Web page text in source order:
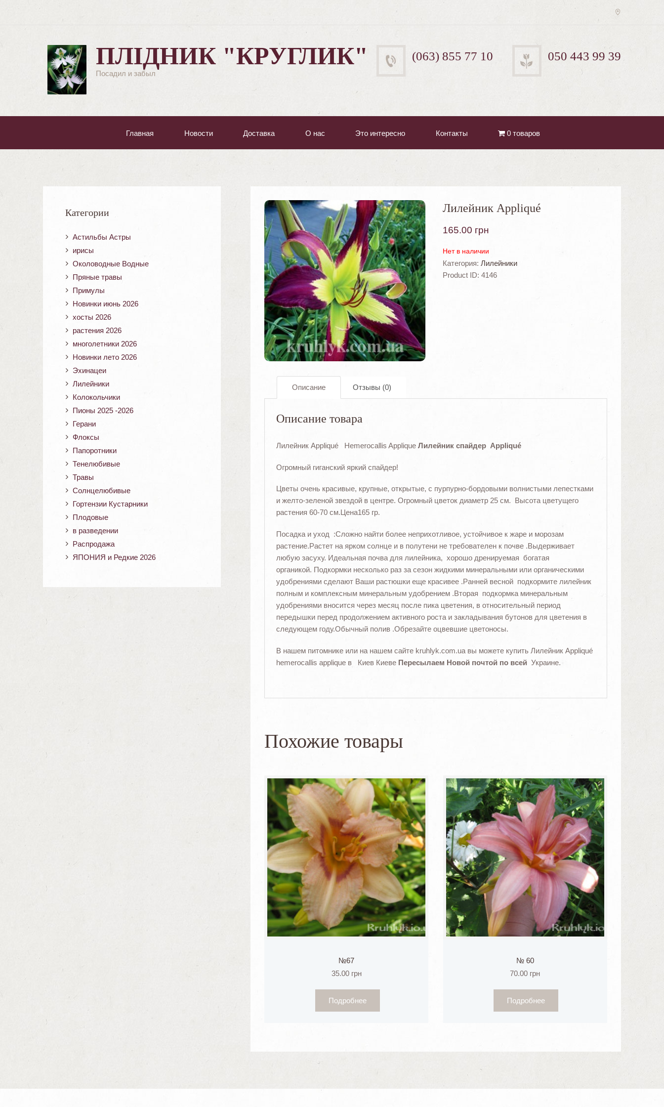
ПЛІДНИК "КРУГЛИК"
Посадил и забыл
(063) 855 77 10 050 443 99 39
Главная Новости Доставка О нас Это интересно Контакты 0 товаров
Лилейник Appliqué
165.00 грн
Нет в наличии
Категория: Лилейники
Product ID: 4146
Описание Отзывы (0)
Описание товара
Лилейник Appliqué Hemerocallis Applique Лилейник спайдер Appliqué
Огромный гиганский яркий спайдер!
Цветы очень красивые, крупные, открытые, с пурпурно-бордовыми волнистыми лепестками
и желто-зеленой звездой в центре. Огромный цветок диаметр 25 см. Высота цветущего
растения 60-70 см.Цена165 гр.
Посадка и уход :Сложно найти более неприхотливое, устойчивое к жаре и морозам
растение.Растет на ярком солнце и в полутени не требователен к почве .Выдерживает
любую засуху. Идеальная почва для лилейника, хорошо дренируемая богатая
органикой. Подкормки несколько раз за сезон жидкими минеральными или органическими
удобрениями сделают Ваши растюшки еще красивее .Ранней весной подкормите лилейник
полным и комплексным минеральным удобрением .Вторая подкормка минеральным
удобрениями вносится через месяц после пика цветения, в относительный период
передышки перед продолжением активного роста и закладывания бутонов для цветения в
следующем году.Обычный полив .Обрезайте оцвевшие цветоносы.
В нашем питомнике или на нашем сайте kruhlyk.com.ua вы можете купить Лилейник Appliqué
hemerocallis applique в Киев КиевеПересылаем Новой почтой по всейУкраине.
Похожие товары
№67
35.00 грн
Подробнее
№ 60
70.00 грн
Подробнее
Категории
Астильбы Астры
ирисы
Околоводные Водные
Пряные травы
Примулы
Новинки июнь 2026
хосты 2026
растения 2026
многолетники 2026
Новинки лето 2026
Эхинацеи
Лилейники
Колокольчики
Пионы 2025 -2026
Герани
Флоксы
Папоротники
Тенелюбивые
Травы
Солнцелюбивые
Гортензии Кустарники
Плодовые
в разведении
Распродажа
ЯПОНИЯ и Редкие 2026